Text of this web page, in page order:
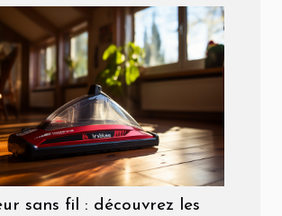
sans fil : découvrez les